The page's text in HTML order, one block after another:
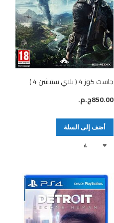
جاست كوز 4 ( بلاي ستيشن 4 )
850.00ج.م.‏
أضف إلى السلة
أضف
الرغباتالمقارنة